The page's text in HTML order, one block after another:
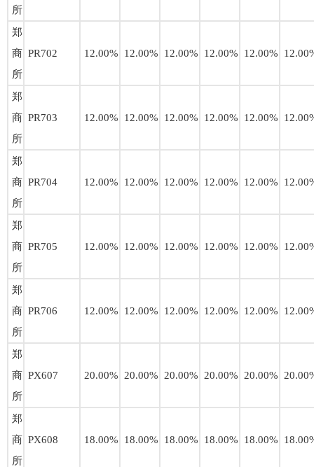
所
郑
商
所
PR702 12.00% 12.00% 12.00% 12.00% 12.00%
郑
商
所
PR703 12.00% 12.00% 12.00% 12.00% 12.00%
郑
商
所
PR704 12.00% 12.00% 12.00% 12.00% 12.00%
郑
商
所
PR705 12.00% 12.00% 12.00% 12.00% 12.00%
郑
商
所
PR706 12.00% 12.00% 12.00% 12.00% 12.00%
郑
商
所
PX607 20.00% 20.00% 20.00% 20.00% 20.00%
郑
商
所
PX608 18.00% 18.00% 18.00% 18.00% 18.00%